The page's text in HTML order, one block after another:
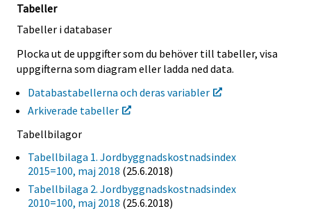
Tabeller
Tabeller i databaser
Plocka ut de uppgifter som du behöver till tabeller, visa
uppgifterna som diagram eller ladda ned data.
Databastabellerna och deras variabler
Arkiverade tabeller
Tabellbilagor
Tabellbilaga 1. Jordbyggnadskostnadsindex
2015=100, maj 2018 (25.6.2018)
Tabellbilaga 2. Jordbyggnadskostnadsindex
2010=100, maj 2018 (25.6.2018)